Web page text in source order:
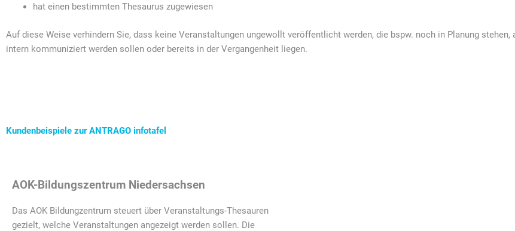
hat einen bestimmten Thesaurus zugewiesen
Auf diese Weise verhindern Sie, dass keine Veranstaltungen ungewollt veröffentlicht werden, die bspw. noch in Planung stehen,
intern kommuniziert werden sollen oder bereits in der Vergangenheit liegen.
Kundenbeispiele zur ANTRAGO infotafel
AOK-Bildungszentrum Niedersachsen
Das AOK Bildungzentrum steuert über Veranstaltungs-Thesauren
gezielt, welche Veranstaltungen angezeigt werden sollen. Die